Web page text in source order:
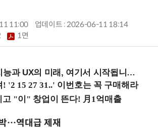
11:00
업데이트 : 2026-06-11 18:14
1면
의 미래, 여기서 시작됩니다! (9/2 강남역)
…역대급 제재